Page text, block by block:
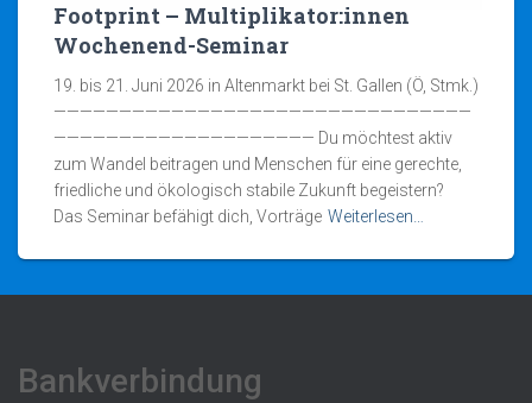
Footprint – Multiplikator:innen
Wochenend-Seminar
19. bis 21. Juni 2026 in Altenmarkt bei St. Gallen (Ö, Stmk.)
————————————————————————————————
———————————————————— Du möchtest aktiv
zum Wandel beitragen und Menschen für eine gerechte,
friedliche und ökologisch stabile Zukunft begeistern?
Das Seminar befähigt dich, Vorträge Weiterlesen…
Bankverbindung